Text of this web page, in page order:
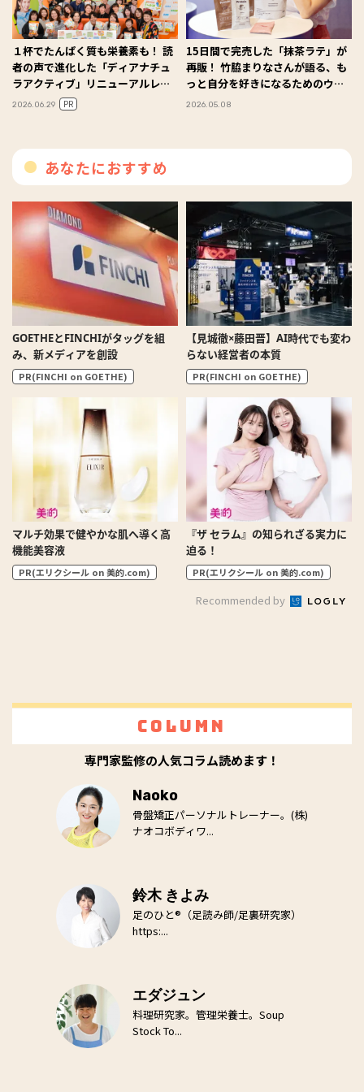
１杯でたんぱく質も栄養素も！ 読
者の声で進化した「ディアナチュ
ラアクティブ」リニューアルレポ
ート
2026.06.29 PR
15日間で完売した「抹茶ラテ」が
再販！ 竹脇まりなさんが語る、も
っと自分を好きになるためのウェ
ルネス習慣
2026.05.08
あなたにおすすめ
GOETHEとFINCHIがタッグを組
み、新メディアを創設
PR(FINCHI on GOETHE)
【見城徹×藤田晋】AI時代でも変わ
らない経営者の本質
PR(FINCHI on GOETHE)
マルチ効果で健やかな肌へ導く高
機能美容液
PR(エリクシール on 美的.com)
『ザ セラム』の知られざる実力に
迫る！
PR(エリクシール on 美的.com)
Recommended by
Column
専門家監修の人気コラム読めます！
Naoko
骨盤矯正パーソナルトレーナー。(株)
ナオコボディワ...
鈴木 きよみ
足のひと®（足読み師/足裏研究家）
https:...
エダジュン
料理研究家。管理栄養士。Soup
Stock To...